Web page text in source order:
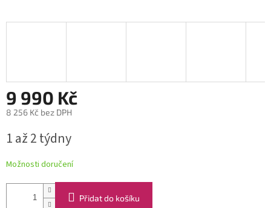
9 990 Kč
8 256 Kč bez DPH
cena:
1 až 2 týdny
Možnosti doručení
Přidat do košíku